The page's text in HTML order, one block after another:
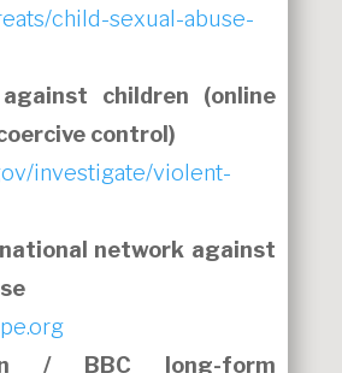
child-sexual-abuse-
children (online
control)
investigate/violent-
network against
/ BBC long-form